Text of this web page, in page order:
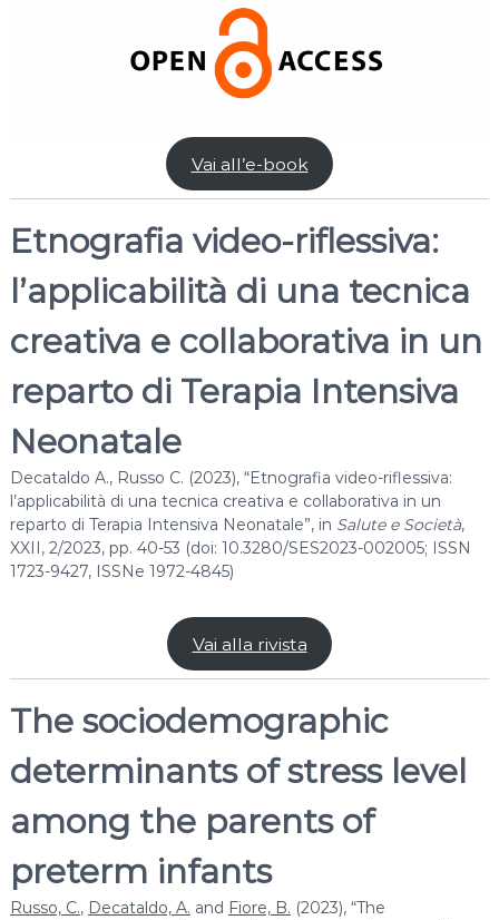
Vai all’e-book
Etnografia video-riflessiva:
l’applicabilità di una tecnica
creativa e collaborativa in un
reparto di Terapia Intensiva
Neonatale
Decataldo A., Russo C. (2023), “Etnografia video-riflessiva:
l’applicabilità di una tecnica creativa e collaborativa in un
reparto di Terapia Intensiva Neonatale”, in Salute e Società,
XXII, 2/2023, pp. 40-53 (doi: 10.3280/SES2023-002005; ISSN
1723-9427, ISSNe 1972-4845)
Vai alla rivista
The sociodemographic
determinants of stress level
among the parents of
preterm infants
Russo, C., Decataldo, A. and Fiore, B. (2023), “The